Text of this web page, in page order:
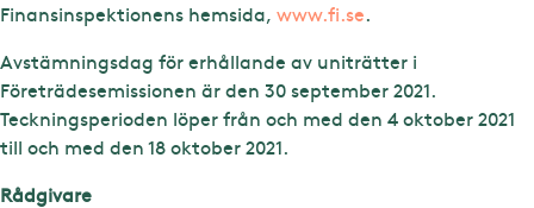
Finansinspektionens hemsida, www.fi.se.
Avstämningsdag för erhållande av uniträtter i
Företrädesemissionen är den 30 september 2021.
Teckningsperioden löper från och med den 4 oktober 2021
till och med den 18 oktober 2021.
Rådgivare